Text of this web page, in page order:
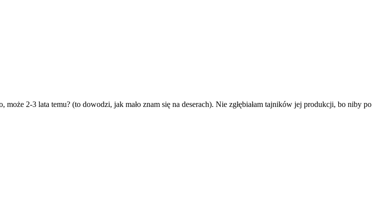
2-3 lata temu? (to dowodzi, jak mało znam się na deserach). Nie zgłębiałam tajników jej produkcji, bo niby po